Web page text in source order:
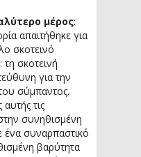
μέρος:
απαιτήθηκε για
σκοτεινό
σκοτεινή
για την
σύμπαντος.
τις
συνηθισμένη
συναρπαστικό
βαρύτητα